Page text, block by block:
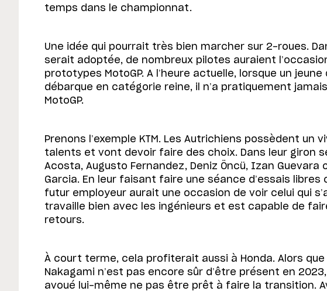
temps dans le championnat.
Une idée qui pourrait très bien marcher sur 2-roues.
serait adoptée, de nombreux pilotes auraient
prototypes MotoGP. A l’heure actuelle, lorsque un jeune
débarque en catégorie reine, il n’a pratiquement
MotoGP.
Prenons l’exemple KTM. Les Autrichiens possèdent un
talents et vont devoir faire des choix. Dans leur giron
Acosta, Augusto Fernandez, Deniz Öncü, Izan Guevara
Garcia. En leur faisant faire une séance d’essais libres
futur employeur aurait une occasion de voir celui qui
travaille bien avec les ingénieurs et est capable de
retours.
À court terme, cela profiterait aussi à Honda. Alors que
Nakagami n’est pas encore sûr d’être présent en 2023,
avoué lui-même ne pas être prêt à faire la transition.